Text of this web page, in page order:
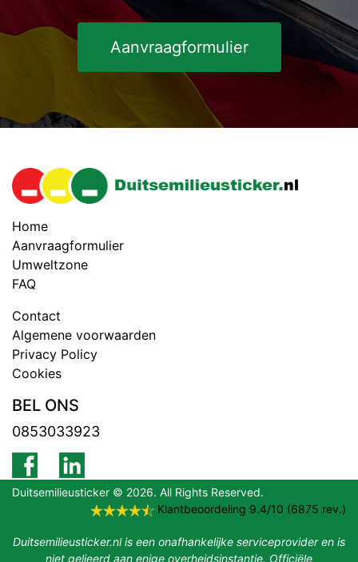
Aanvraagformulier
Home
Aanvraagformulier
Umweltzone
FAQ
Contact
Algemene voorwaarden
Privacy Policy
Cookies
BEL ONS
0853033923
Duitsemilieusticker © 2026. All Rights Reserved.
Klantbeoordeling 9.4/10 (6875 rev.)
Duitsemilieusticker.nl is een onafhankelijke serviceprovider en is
niet gelieerd aan enige overheidsinstantie. Officiële